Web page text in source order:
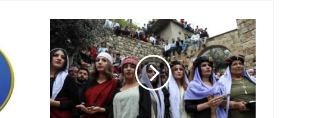
أيزيديو
العراق
ينتفضون
ضد
إبادة
أخرى
تخطف
فتياتهم
تعطيل
الدوام